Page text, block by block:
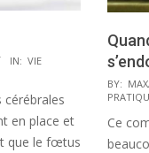
IN: VIE
cérébrales
en place et
que le fœtus
2019-
02-
28
BY:
Ce